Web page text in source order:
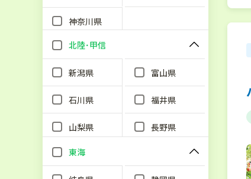
神奈川県
北陸･甲信
新潟県 富山県
石川県 福井県
山梨県 長野県
東海